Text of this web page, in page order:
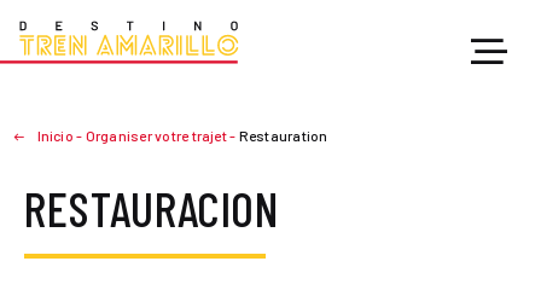
Inicio - Organiser votre trajet- Restauration
RESTAURACION